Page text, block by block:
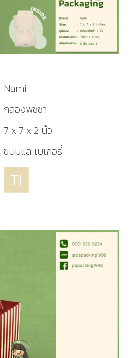
Nami
กล่องพิซซ่า
7 x 7 x 2 นิ้ว
ขนมและเบเกอรี่